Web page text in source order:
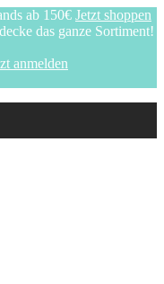
ab 150€ Jetzt shoppen
das ganze Sortiment!
anmelden